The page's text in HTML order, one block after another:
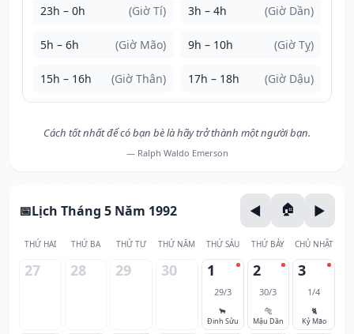
23h – 0h (Giờ Tí) 3h – 4h (Giờ Dần)
5h – 6h (Giờ Mão) 9h – 10h (Giờ Tỵ)
15h – 16h (Giờ Thân) 17h – 18h (Giờ Dậu)
Cách tốt nhất để có bạn bè là hãy trở thành một người bạn.
— Ralph Waldo Emerson
Lịch Tháng 5 Năm 1992
THỨ HAI THỨ BA THỨ TƯ THỨ NĂM THỨ SÁU THỨ BẢY CHỦ NHẬT
27 28 29 30 1
29/3
🐂
Đinh Sửu
2
30/3
🐅
Mậu Dần
3
1/4
🐈
Kỷ Mão